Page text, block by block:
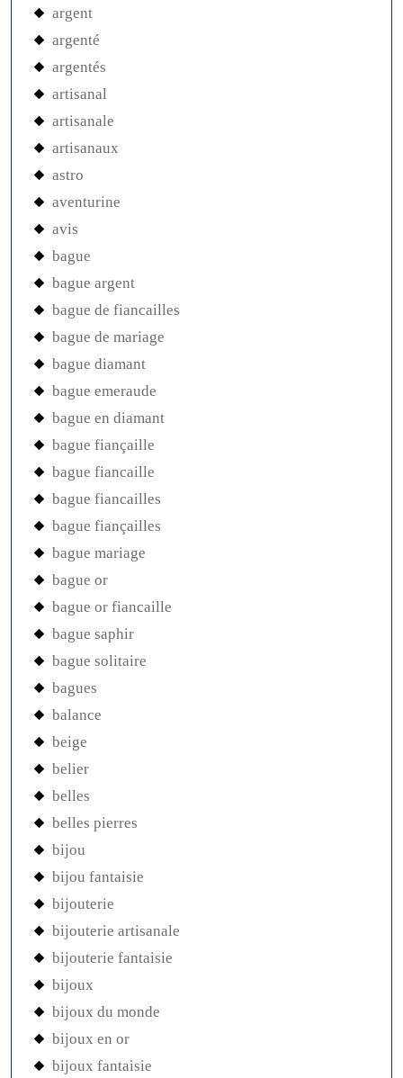
argent
argenté
argentés
artisanal
artisanale
artisanaux
astro
aventurine
avis
bague
bague argent
bague de fiancailles
bague de mariage
bague diamant
bague emeraude
bague en diamant
bague fiançaille
bague fiancaille
bague fiancailles
bague fiançailles
bague mariage
bague or
bague or fiancaille
bague saphir
bague solitaire
bagues
balance
beige
belier
belles
belles pierres
bijou
bijou fantaisie
bijouterie
bijouterie artisanale
bijouterie fantaisie
bijoux
bijoux du monde
bijoux en or
bijoux fantaisie